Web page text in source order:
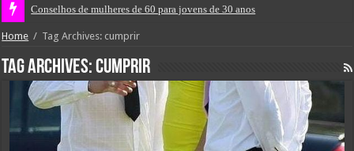
Conselhos de mulheres de 60 para jovens de 30 anos
Home / Tag Archives: cumprir
Tag Archives:cumprir